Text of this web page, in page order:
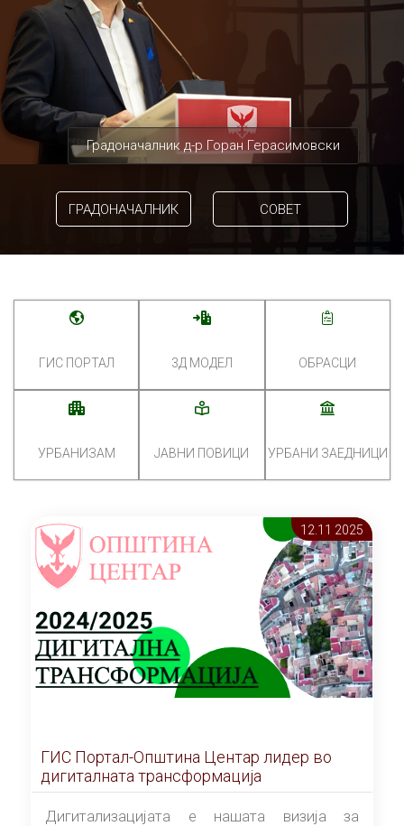
Градоначалник д-р Горан Герасимовски
ГРАДОНАЧАЛНИК СОВЕТ
ГИС ПОРТАЛ 3Д МОДЕЛ ОБРАСЦИ
УРБАНИЗАМ ЈАВНИ ПОВИЦИ УРБАНИ ЗАЕДНИЦИ
12.11 2025
ГИС Портал-Општина Центар лидер во
дигиталната трансформација
Дигитализацијата е нашата визија за